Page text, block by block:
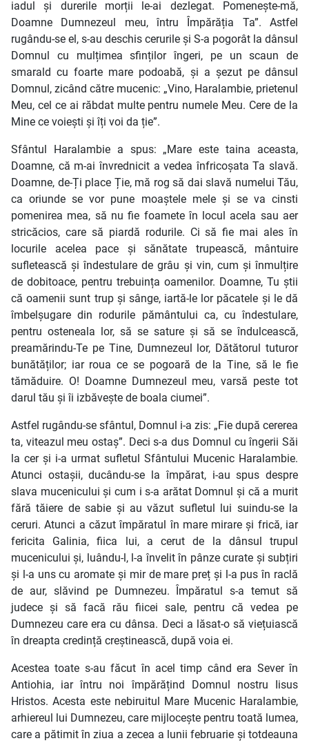
iadul și durerile morții le-ai dezlegat. Pomenește-mă,
Doamne Dumnezeul meu, întru Împărăția Ta”. Astfel
rugându-se el, s-au deschis cerurile și S-a pogorât la dânsul
Domnul cu mulțimea sfinților îngeri, pe un scaun de
smarald cu foarte mare podoabă, și a șezut pe dânsul
Domnul, zicând către mucenic: „Vino, Haralambie, prietenul
Meu, cel ce ai răbdat multe pentru numele Meu. Cere de la
Mine ce voiești și îți voi da ție”.
Sfântul Haralambie a spus: „Mare este taina aceasta,
Doamne, că m-ai învrednicit a vedea înfricoșata Ta slavă.
Doamne, de-Ți place Ție, mă rog să dai slavă numelui Tău,
ca oriunde se vor pune moaștele mele și se va cinsti
pomenirea mea, să nu fie foamete în locul acela sau aer
stricăcios, care să piardă rodurile. Ci să fie mai ales în
locurile acelea pace și sănătate trupească, mântuire
sufletească și îndestulare de grâu și vin, cum și înmulțire
de dobitoace, pentru trebuința oamenilor. Doamne, Tu știi
că oamenii sunt trup și sânge, iartă-le lor păcatele și le dă
îmbelșugare din rodurile pământului ca, cu îndestulare,
pentru osteneala lor, să se sature și să se îndulcească,
preamărindu-Te pe Tine, Dumnezeul lor, Dătătorul tuturor
bunătăților; iar roua ce se pogoară de la Tine, să le fie
tămăduire. O! Doamne Dumnezeul meu, varsă peste tot
darul tău și îi izbăvește de boala ciumei”.
Astfel rugându-se sfântul, Domnul i-a zis: „Fie după cererea
ta, viteazul meu ostaș”. Deci s-a dus Domnul cu îngerii Săi
la cer și i-a urmat sufletul Sfântului Mucenic Haralambie.
Atunci ostașii, ducându-se la împărat, i-au spus despre
slava mucenicului și cum i s-a arătat Domnul și că a murit
fără tăiere de sabie și au văzut sufletul lui suindu-se la
ceruri. Atunci a căzut împăratul în mare mirare și frică, iar
fericita Galinia, fiica lui, a cerut de la dânsul trupul
mucenicului și, luându-l, l-a învelit în pânze curate și subțiri
și l-a uns cu aromate și mir de mare preț și l-a pus în raclă
de aur, slăvind pe Dumnezeu. Împăratul s-a temut să
judece și să facă rău fiicei sale, pentru că vedea pe
Dumnezeu care era cu dânsa. Deci a lăsat-o să viețuiască
în dreapta credință creștinească, după voia ei.
Acestea toate s-au făcut în acel timp când era Sever în
Antiohia, iar întru noi împărățind Domnul nostru Iisus
Hristos. Acesta este nebiruitul Mare Mucenic Haralambie,
arhiereul lui Dumnezeu, care mijlocește pentru toată lumea,
care a pătimit în ziua a zecea a lunii februarie și totdeauna